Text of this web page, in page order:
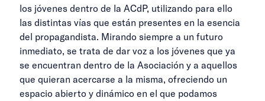
los jóvenes dentro de la ACdP, utilizando para ello
las distintas vías que están presentes en la esencia
del propagandista. Mirando siempre a un futuro
inmediato, se trata de dar voz a los jóvenes que ya
se encuentran dentro de la Asociación y a aquellos
que quieran acercarse a la misma, ofreciendo un
espacio abierto y dinámico en el que podamos